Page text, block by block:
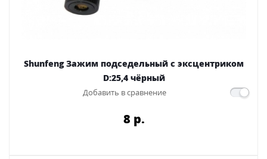
Shunfeng Зажим подседельный с эксцентриком
D:25,4 чёрный
Добавить в сравнение
8 p.